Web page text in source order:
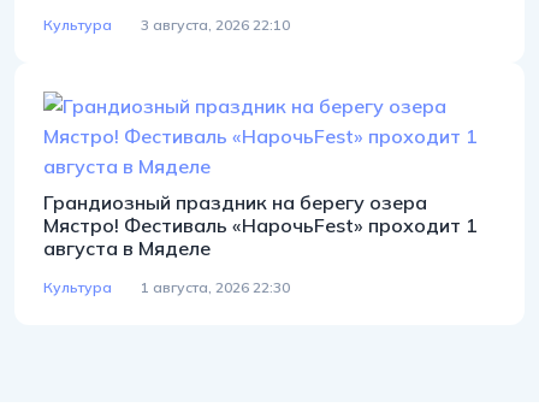
Культура 3 августа, 2026 22:10
Грандиозный праздник на берегу озера
Мястро! Фестиваль «НарочьFest» проходит 1
августа в Мяделе
Культура 1 августа, 2026 22:30